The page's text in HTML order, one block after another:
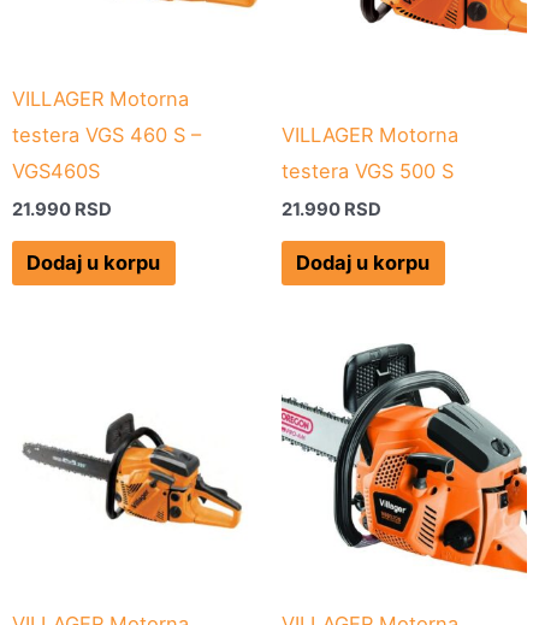
VILLAGER Motorna
testera VGS 460 S –
VGS460S
21.990 RSD
Dodaj u korpu
VILLAGER Motorna
testera VGS 500 S
21.990 RSD
Dodaj u korpu